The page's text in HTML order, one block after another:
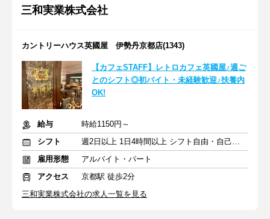
三和実業株式会社
カントリーハウス英國屋 伊勢丹京都店(1343)
【カフェSTAFF】レトロカフェ英國屋♪週ご
とのシフト◎初バイト・未経験歓迎♪扶養内
OK!
給与
時給1150円～
シフト
週2日以上 1日4時間以上 シフト自由・自己申告
雇用形態
アルバイト・パート
アクセス
京都駅 徒歩2分
三和実業株式会社の求人一覧を見る